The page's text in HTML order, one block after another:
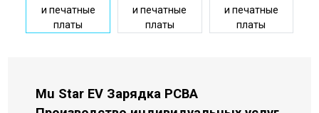
Mu Star EV Зарядка PCBA